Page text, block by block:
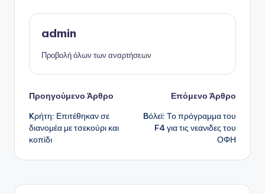
admin
Προβολή όλων των αναρτήσεων
Πλοήγηση
δημοσιεύσεων
Προηγούμενο Άρθρο
Kρήτη: Επιτέθηκαν σε
διανομέα με τσεκούρι και
κοπίδι
Επόμενο Άρθρο
Bόλεϊ: Το πρόγραμμα του
F4 για τις νεανιδες του
ΟΦΗ